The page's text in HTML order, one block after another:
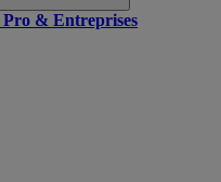
Pro & Entreprises